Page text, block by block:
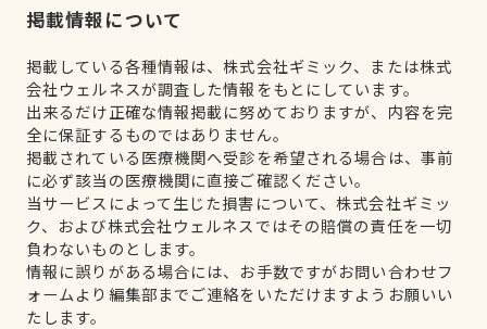
掲載情報について
掲載している各種情報は、株式会社ギミック、または株式
会社ウェルネスが調査した情報をもとにしています。
出来るだけ正確な情報掲載に努めておりますが、内容を完
全に保証するものではありません。
掲載されている医療機関へ受診を希望される場合は、事前
に必ず該当の医療機関に直接ご確認ください。
当サービスによって生じた損害について、株式会社ギミッ
ク、および株式会社ウェルネスではその賠償の責任を一切
負わないものとします。
情報に誤りがある場合には、お手数ですがお問い合わせフ
ォームより編集部までご連絡をいただけますようお願いい
たします。